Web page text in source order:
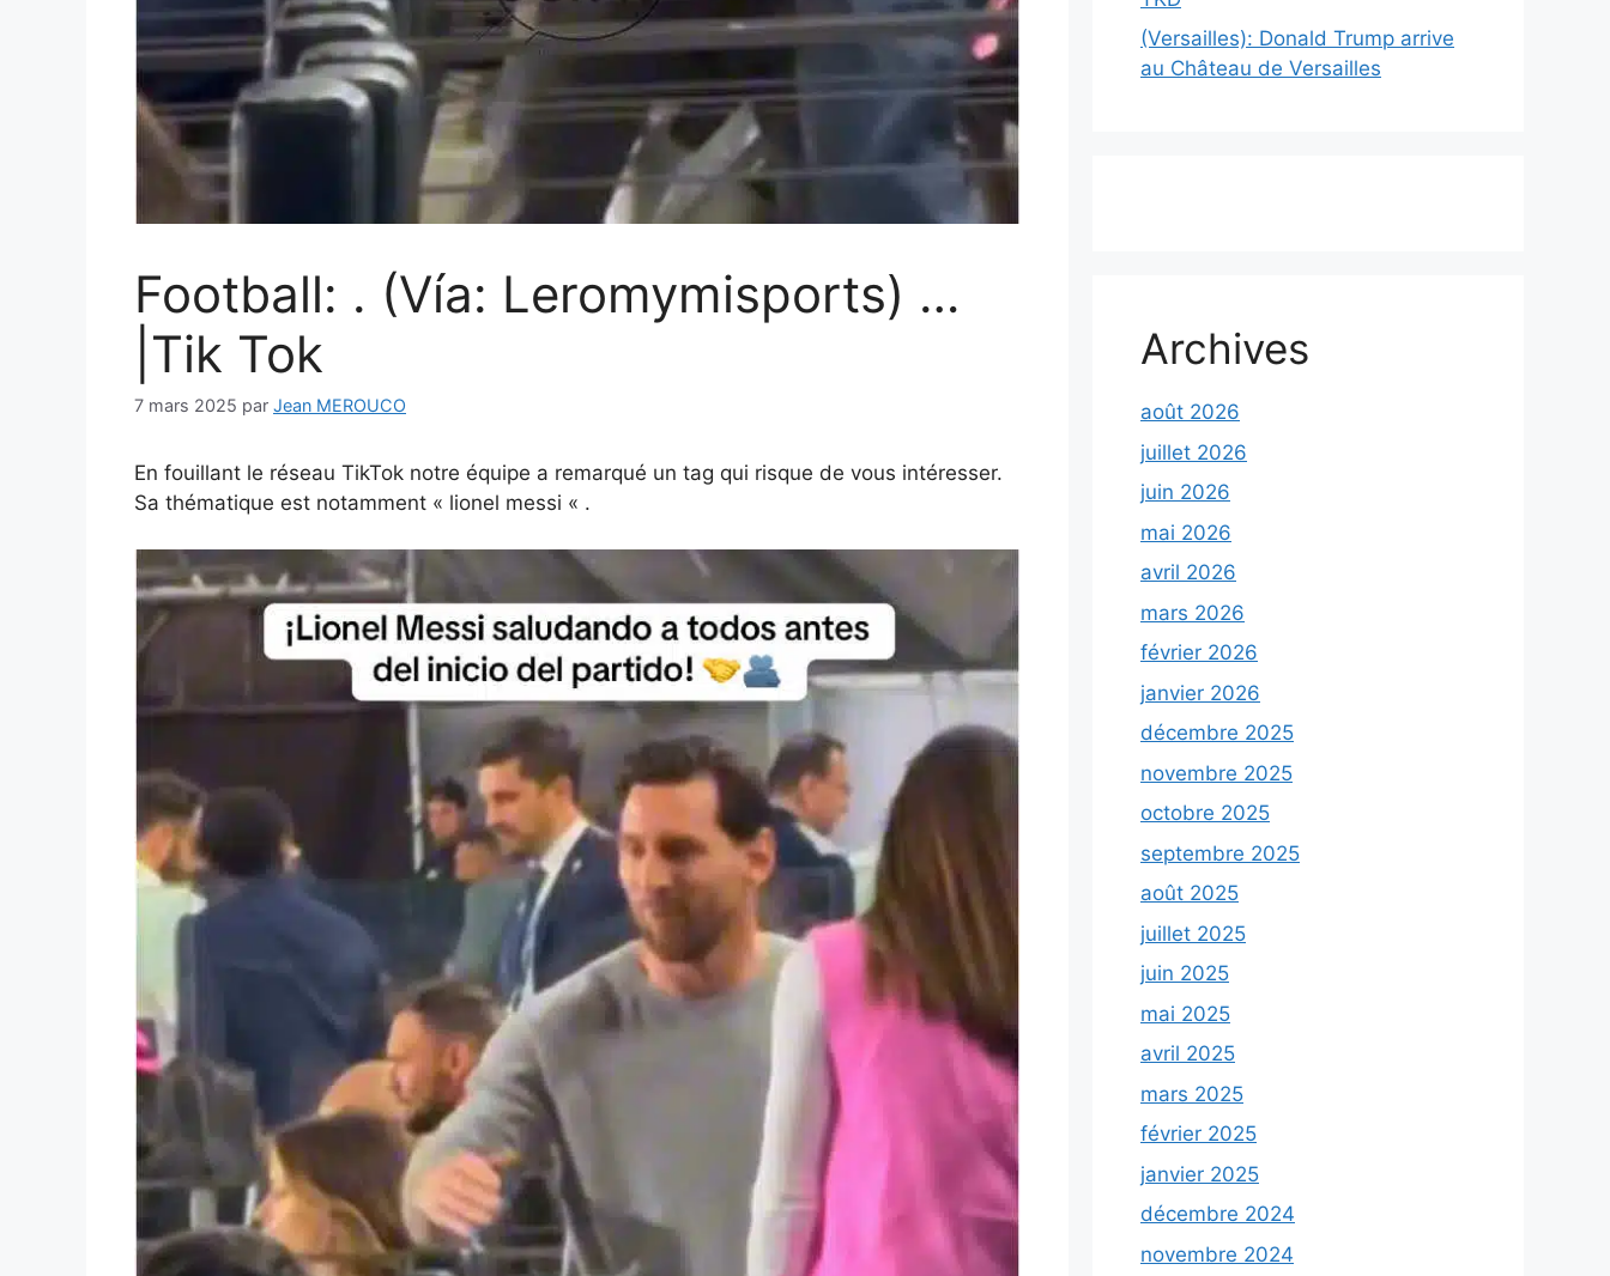
Football: . (Vía: Leromymisports) …
|Tik Tok
7 mars 2025 par Jean MEROUCO
En fouillant le réseau TikTok notre équipe a remarqué un tag qui risque de vous intéresser.
Sa thématique est notamment « lionel messi « .
(Versailles): Donald Trump arrive
au Château de Versailles
Archives
août 2026
juillet 2026
juin 2026
mai 2026
avril 2026
mars 2026
février 2026
janvier 2026
décembre 2025
novembre 2025
octobre 2025
septembre 2025
août 2025
juillet 2025
juin 2025
mai 2025
avril 2025
mars 2025
février 2025
janvier 2025
décembre 2024
novembre 2024